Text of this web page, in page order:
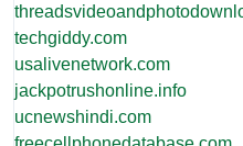
techgiddy.com
usalivenetwork.com
jackpotrushonline.info
ucnewshindi.com